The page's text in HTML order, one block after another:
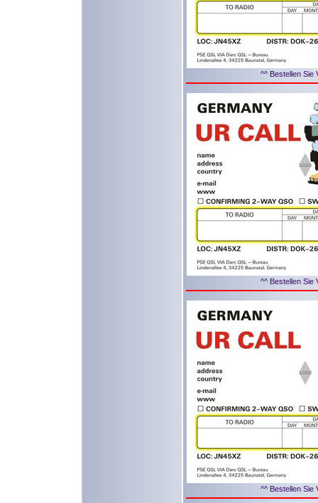
^^ Bestellen Sie
^^ Bestellen Sie
^^ Bestellen Sie